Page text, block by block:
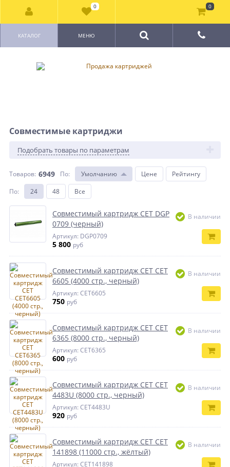
КАТАЛОГ МЕНЮ
Совместимые картриджи
Подобрать товары по параметрам
Товаров: 6949 По: Умолчанию Цене
Рейтингу
По: 24 48 Все
Совместимый картридж CET DGP
0709 (черный)
Артикул: DGP0709
5 800 руб
В наличии
Совместимый картридж CET CET
6605 (4000 стр., черный)
Артикул: CET6605
750 руб
В наличии
Совместимый картридж CET CET
6365 (8000 стр., черный)
Артикул: CET6365
600 руб
В наличии
Совместимый картридж CET CET
4483U (8000 стр., черный)
Артикул: CET4483U
920 руб
В наличии
Совместимый картридж CET CET
141898 (11000 стр., жёлтый)
Артикул: CET141898
В наличии
0 0